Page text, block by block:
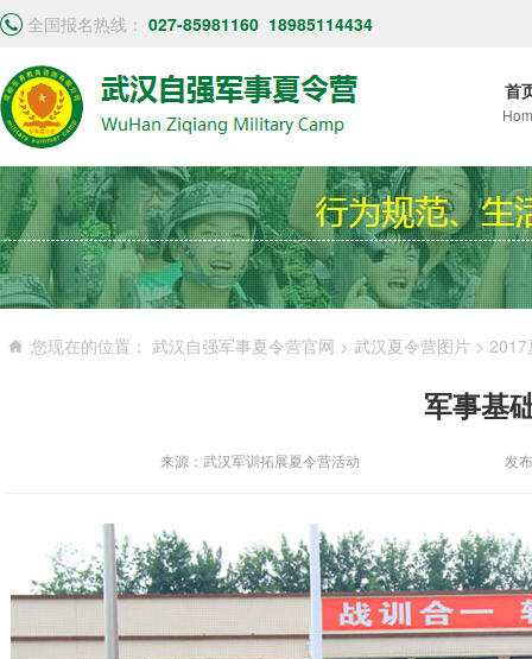
全国报名热线： 027-85981160 18985114434
首
您现在的位置： 武汉自强军事夏令营官网 > 武汉夏令营图片 > 2017
军事基
来源：武汉军训拓展夏令营活动 发